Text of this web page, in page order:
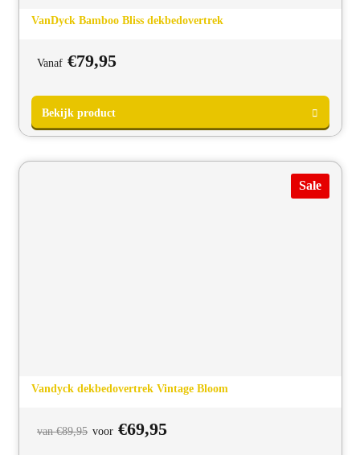
VanDyck Bamboo Bliss dekbedovertrek
Vanaf €79,95
Bekijk product
Sale
Vandyck dekbedovertrek Vintage Bloom
van €89,95 Oorspronkelijke
voor €69,95Huidige